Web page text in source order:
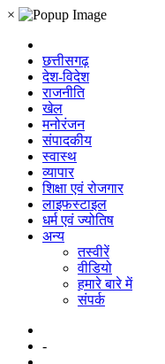
×
छत्तीसगढ़
देश-विदेश
राजनीति
खेल
मनोरंजन
संपादकीय
स्वास्थ
व्यापार
शिक्षा एवं रोजगार
लाइफस्टाइल
धर्म एवं ज्योतिष
अन्य
तस्वीरें
वीडियो
हमारे बारे में
संपर्क
-